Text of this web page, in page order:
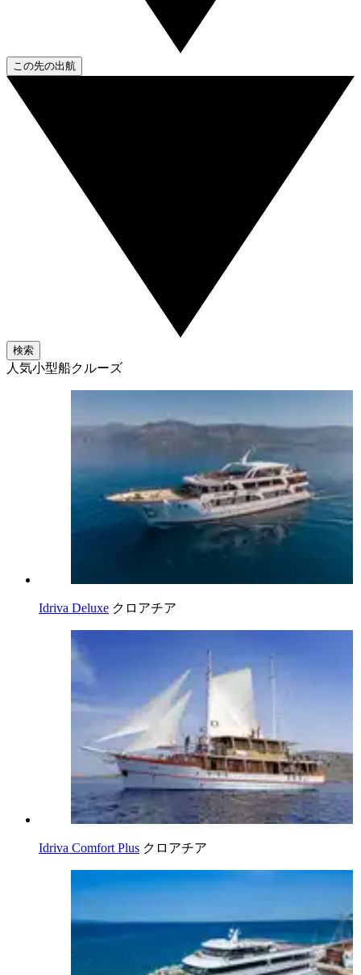
この先の出航
検索
人気小型船クルーズ
Idriva Deluxe クロアチア
Idriva Comfort Plus クロアチア